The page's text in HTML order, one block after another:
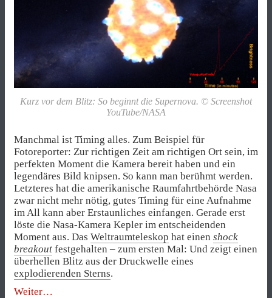
Kurz vor dem Blitz: So beginnt die Supernova. © Screenshot
YouTube/NASA
Manchmal ist Timing alles. Zum Beispiel für
Fotoreporter: Zur richtigen Zeit am richtigen Ort sein, im
perfekten Moment die Kamera bereit haben und ein
legendäres Bild knipsen. So kann man berühmt werden.
Letzteres hat die amerikanische Raumfahrtbehörde Nasa
zwar nicht mehr nötig, gutes Timing für eine Aufnahme
im All kann aber Erstaunliches einfangen. Gerade erst
löste die Nasa-Kamera Kepler im entscheidenden
Moment aus. Das Weltraumteleskop hat einen shock
breakout festgehalten – zum ersten Mal: Und zeigt einen
überhellen Blitz aus der Druckwelle eines
explodierenden Sterns.
Weiter„Pooooootzblitz!“